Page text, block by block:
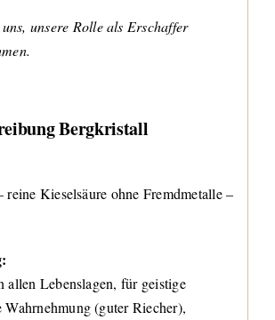
unsere Rolle als Erschaffer
Bergkristall
Kieselsäure ohne Fremdmetalle –
allen Lebenslagen, für geistige
(guter Riecher),